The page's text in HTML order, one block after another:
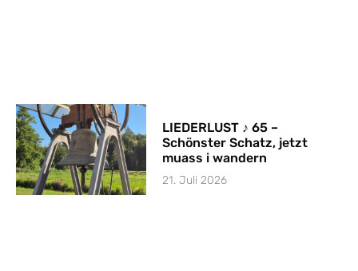
LIEDERLUST ♪ 65 –
Schönster Schatz, jetzt
muass i wandern
21. Juli 2026